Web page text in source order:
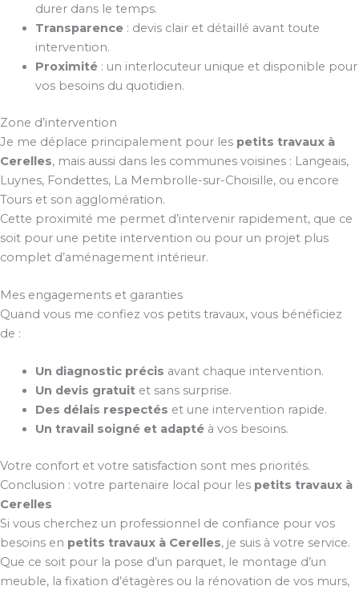
durer dans le temps.
Transparence: devis clair et détaillé avant toute
intervention.
Proximité: un interlocuteur unique et disponible pour
vos besoins du quotidien.
Zone d’intervention
Je me déplace principalement pour les petits travaux à
Cerelles, mais aussi dans les communes voisines : Langeais,
Luynes, Fondettes, La Membrolle-sur-Choisille, ou encore
Tours et son agglomération.
Cette proximité me permet d’intervenir rapidement, que ce
soit pour une petite intervention ou pour un projet plus
complet d’aménagement intérieur.
Mes engagements et garanties
Quand vous me confiez vos petits travaux, vous bénéficiez
de :
Un diagnostic précis avant chaque intervention.
Un devis gratuitet sans surprise.
Des délais respectés et une intervention rapide.
Un travail soigné et adaptéà vos besoins.
Votre confort et votre satisfaction sont mes priorités.
Conclusion : votre partenaire local pour les petits travaux à
Cerelles
Si vous cherchez un professionnel de confiance pour vos
besoins en petits travaux à Cerelles, je suis à votre service.
Que ce soit pour la pose d’un parquet, le montage d’un
meuble, la fixation d’étagères ou la rénovation de vos murs,